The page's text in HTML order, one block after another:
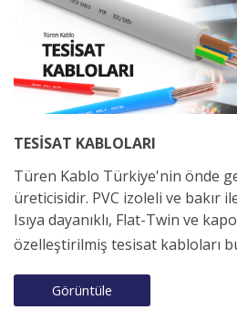
TESİSAT KABLOLARI
Türen Kablo Türkiye'nin önde
üreticisidir. PVC izoleli ve bakır
Isıya dayanıklı, Flat-Twin ve
özelleştirilmiş tesisat kabloları
Görüntüle